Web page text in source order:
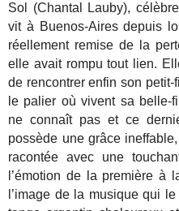
Sol (Chantal Lauby),
vit à Buenos-Aires depuis
réellement remise de la
elle avait rompu tout lien.
de rencontrer enfin son
le palier où vivent sa belle-
ne connaît pas et ce
possède une grâce
racontée avec une
l’émotion de la première à
l’image de la musique qui